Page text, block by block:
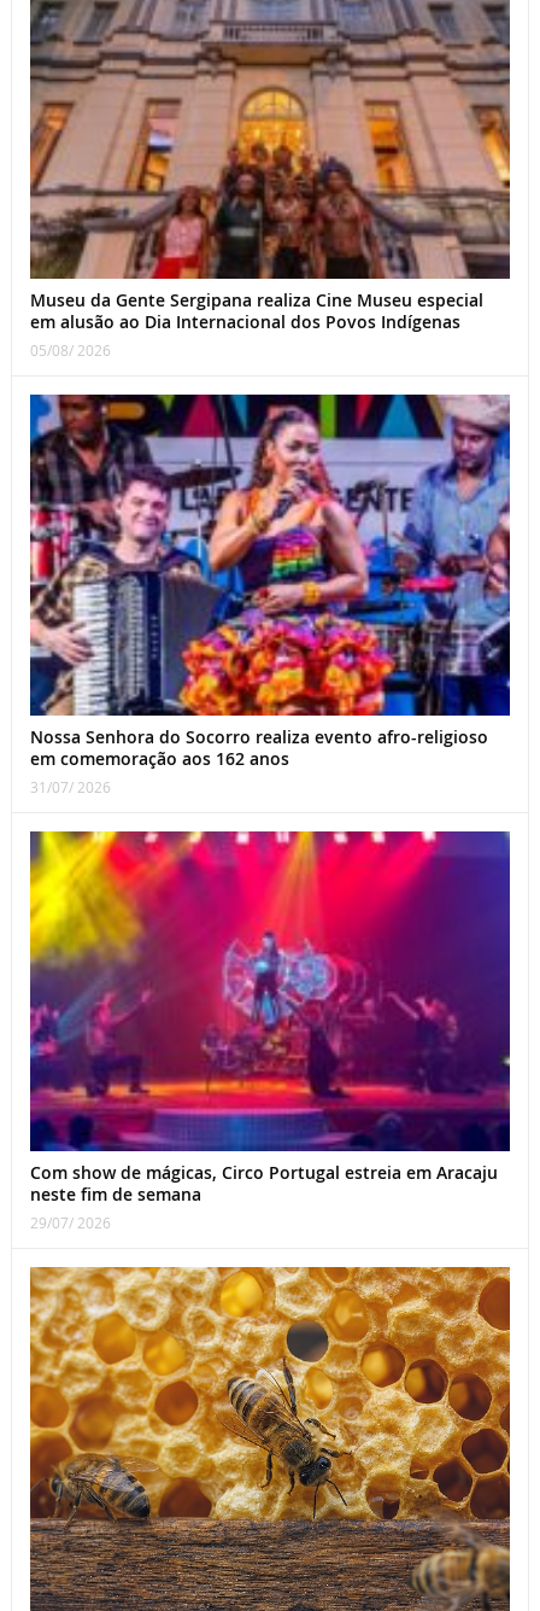
Museu da Gente Sergipana realiza Cine Museu especial
em alusão ao Dia Internacional dos Povos Indígenas
05/08/ 2026
Nossa Senhora do Socorro realiza evento afro-religioso
em comemoração aos 162 anos
31/07/ 2026
Com show de mágicas, Circo Portugal estreia em Aracaju
neste fim de semana
29/07/ 2026